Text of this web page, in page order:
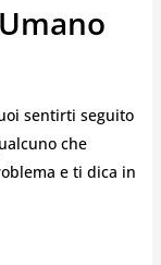
sentirti seguito
che
e ti dica in